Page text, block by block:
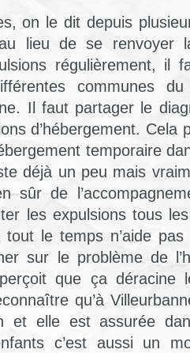
on le dit depuis
lieu de se renvoyer
régulièrement, il
communes
Il faut partager le
d’hébergement. Cela
temporaire
déjà un peu mais
sûr de
les expulsions tous
tout le temps n’aide
sur le problème de
que ça déracine
qu’à
et elle est assurée
c’est aussi un